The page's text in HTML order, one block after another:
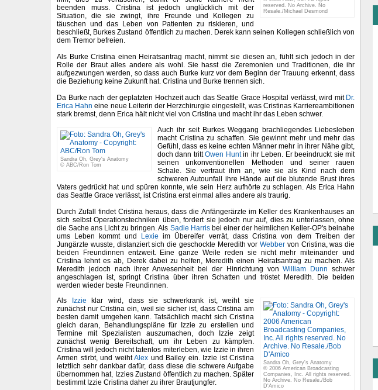
reserved. No Archive. No
Resale./Michael Desmond
beenden muss. Cristina ist jedoch unglücklich mit der
Situation, die sie zwingt, ihre Freunde und Kollegen zu
täuschen und das Leben von Patienten zu riskieren, und
beschließt, Burkes Zustand öffentlich zu machen. Derek kann seinen Kollegen schließlich von
dem Tremor befreien.
Als Burke Cristina einen Heiratsantrag macht, nimmt sie diesen an, fühlt sich jedoch in der
Rolle der Braut alles andere als wohl. Sie hasst die Zeremonien und Traditionen, die ihr
aufgezwungen werden, so dass auch Burke kurz vor dem Beginn der Trauung erkennt, dass
die Beziehung keine Zukunft hat. Cristina und Burke trennen sich.
Da Burke nach der geplatzten Hochzeit auch das Seattle Grace Hospital verlässt, wird mit Dr.
Erica Hahn eine neue Leiterin der Herzchirurgie eingestellt, was Cristinas Karriereambitionen
stark bremst, denn Erica hält nicht viel von Cristina und macht ihr das Leben schwer.
Sandra Oh, Grey's Anatomy
© ABC/Ron Tom
Auch ihr seit Burkes Weggang brachliegendes Liebesleben
macht Cristina zu schaffen. Sie gewinnt mehr und mehr das
Gefühl, dass es keine echten Männer mehr in ihrer Nähe gibt,
doch dann trittOwen Huntin ihr Leben. Er beeindruckt sie mit
seinen unkonventionellen Methoden und seiner rauen
Schale. Sie vertraut ihm an, wie sie als Kind nach dem
schweren Autounfall ihre Hände auf die blutende Brust ihres
Vaters gedrückt hat und spüren konnte, wie sein Herz aufhörte zu schlagen. Als Erica Hahn
das Seattle Grace verlässt, ist Cristina erst einmal alles andere als traurig.
Durch Zufall findet Cristina heraus, dass die Anfängerärzte im Keller des Krankenhauses an
sich selbst Operationstechniken üben, fordert sie jedoch nur auf, dies zu unterlassen, ohne
die Sache ans Licht zu bringen. Als Sadie Harrisbei einer der heimlichen Keller-OP's beinahe
ums Leben kommt und
Lexie im Übereifer verrät, dass Cristina von dem Treiben der
Jungärzte wusste, distanziert sich die geschockte Meredith vor Webber von Cristina, was die
beiden Freundinnen entzweit. Eine ganze Weile reden sie nicht mehr miteinander und
Cristina lehnt es ab, Derek dabei zu helfen, Meredith einen Heiratsantrag zu machen. Als
Meredith jedoch nach ihrer Anwesenheit bei der Hinrichtung vonWilliam Dunn schwer
angeschlagen ist, springt Cristina über ihren Schatten und tröstet Meredith. Die beiden
werden wieder beste Freundinnen.
Sandra Oh, Grey's Anatomy
© 2006 American Broadcasting
Companies, Inc. All rights reserved.
No Archive. No Resale./Bob
D'Amico
Als Izzie klar wird, dass sie schwerkrank ist, weiht sie
zunächst nur Cristina ein, weil sie sicher ist, dass Cristina am
besten damit umgehen kann. Tatsächlich macht sich Cristina
gleich daran, Behandlungspläne für Izzie zu erstellen und
Termine mit Spezialisten auszumachen, doch Izzie zeigt
zunächst wenig Bereitschaft, um ihr Leben zu kämpfen.
Cristina will jedoch nicht tatenlos miterleben, wie Izzie in ihren
Armen stirbt, und weihtAlex und Bailey ein. Izzie ist Cristina
letztlich sehr dankbar dafür, dass diese die schwere Aufgabe
übernommen hat, Izzies Zustand öffentlich zu machen. Später
bestimmt Izzie Cristina daher zu ihrer Brautjungfer.